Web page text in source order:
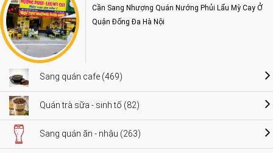
Cần Sang Nhượng Quán Nướng Phủi Lẩu Mỳ Cay Ở
Quận Đống Đa Hà Nội
Sang quán cafe (469)
Quán trà sữa - sinh tố (82)
Sang quán ăn - nhậu (263)